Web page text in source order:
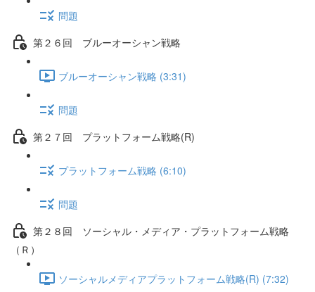
問題
第２６回 ブルーオーシャン戦略
ブルーオーシャン戦略 (3:31)
問題
第２７回 プラットフォーム戦略(R)
プラットフォーム戦略 (6:10)
問題
第２８回 ソーシャル・メディア・プラットフォーム戦略
（Ｒ）
ソーシャルメディアプラットフォーム戦略(R) (7:32)